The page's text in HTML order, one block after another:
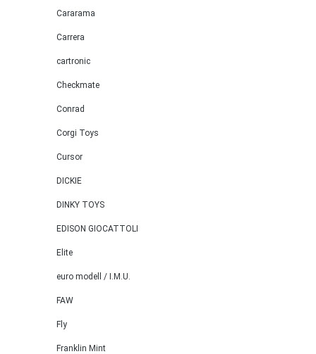
Cararama
Carrera
cartronic
Checkmate
Conrad
Corgi Toys
Cursor
DICKIE
DINKY TOYS
EDISON GIOCATTOLI
Elite
euro modell / I.M.U.
FAW
Fly
Franklin Mint